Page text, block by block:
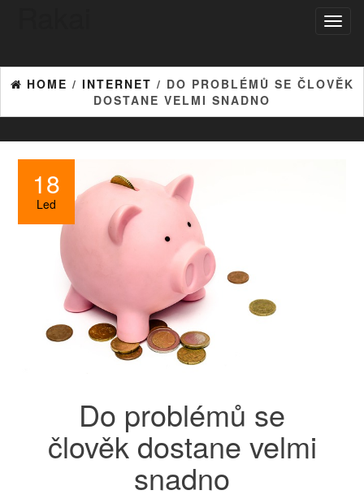
HOME / INTERNET / DO PROBLÉMŮ SE ČLOVĚK
DOSTANE VELMI SNADNO
18
Led
Do problémů se
člověk dostane velmi
snadno